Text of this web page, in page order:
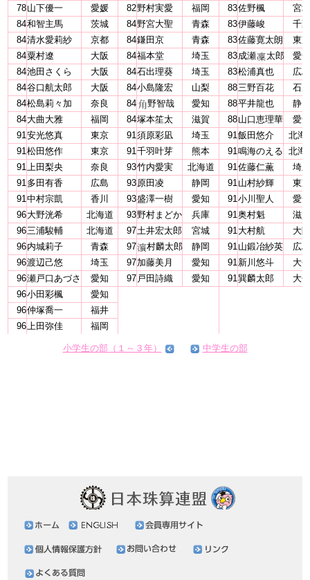
78山下優一 愛媛 82野村実愛 福岡 83佐野楓
宮
84和智主馬 茨城 84野宮大聖 青森 83伊藤峻
千
84清水愛莉紗 京都 84鎌田京 青森 83佐藤寛太朗
東
84粟村遼 大阪 84福本堂 埼玉 83成瀬 太郎
愛
84池田さくら 大阪 84石出理葵 埼玉 83松浦真也
広
84谷口航太郎 大阪 84小島隆宏 山梨 88三野百花
石
84松島莉々加 奈良 84 野智哉 愛知 88平井龍也
静
84大曲大雅 福岡 84塚本笙太 滋賀 88山口恵理華
愛
91安光悠真 東京 91須原彩凪 埼玉 91飯田悠介
北海
91松田悠作 東京 91千羽叶芽 熊本 91鳴海のえる 北海
91上田梨央 奈良 93竹内愛実 北海道 91佐藤仁薫
埼
91多田有香 広島 93原田凌 静岡 91山村紗輝
東
91中村宗凱 香川 93盛澤一樹 愛知 91小川聖人
愛
96大野洸希 北海道 93野村まどか 兵庫 91奥村魁
滋
96三浦駿輔 北海道 97土井宏太郎 宮城 91大村航
大
96内城莉子 青森 97 村麟太郎 静岡 91山鍛冶紗英
広
96渡辺己悠 埼玉 97加藤美月 愛知 91新川悠斗
大
96瀬戸口あづさ 愛知 97 戸田詩織 愛知 91巽麟太郎
大
96小田彩楓
愛知
96仲塚喬一
福井
96上田弥佳 福岡
小学生の部（１～３年） 中学生の部